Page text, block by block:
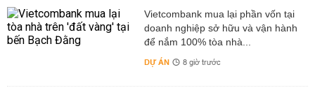
Vietcombank mua lại phần vốn tại
doanh nghiệp sở hữu và vận hành
để nắm 100% tòa nhà...
DỰ ÁN 8 giờ trước